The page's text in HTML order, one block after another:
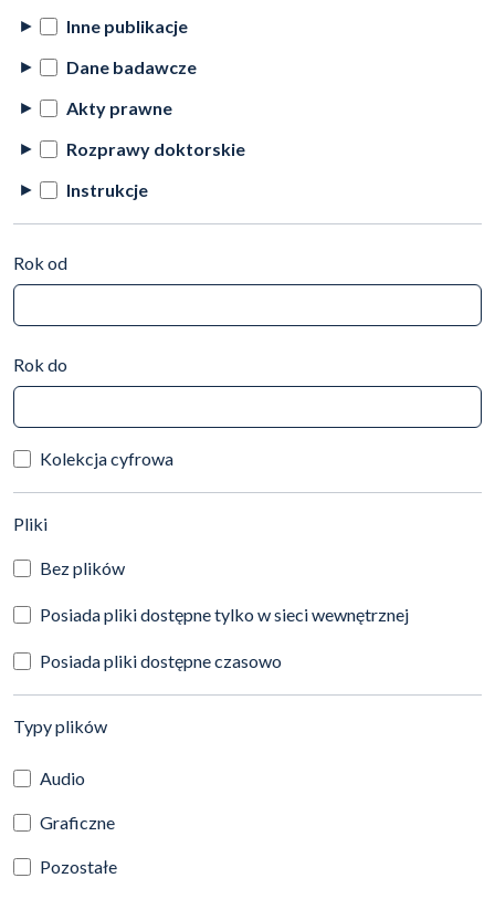
Inne publikacje
Dane badawcze
Akty prawne
Rozprawy doktorskie
Instrukcje
Rok od
Rok do
Kolekcja cyfrowa
Pliki(automatyczne przeładowanie treści)
Bez plików
Posiada pliki dostępne tylko w sieci wewnętrznej
Posiada pliki dostępne czasowo
Typy plików(automatyczne przeładowanie treści)
Audio
Graficzne
Pozostałe